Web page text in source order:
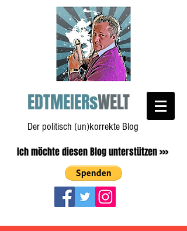
EDTMEIERsWELT
Der politisch (un)korrekte Blog
Ich möchte diesen Blog unterstützen >>>